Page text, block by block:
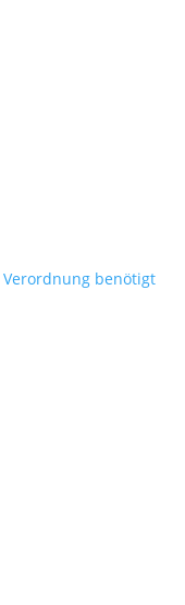
Verordnung benötigt